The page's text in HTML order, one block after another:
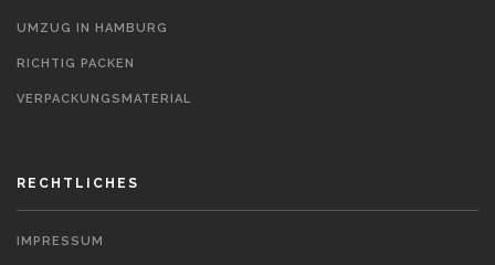
UMZUG IN HAMBURG
RICHTIG PACKEN
VERPACKUNGSMATERIAL
RECHTLICHES
IMPRESSUM